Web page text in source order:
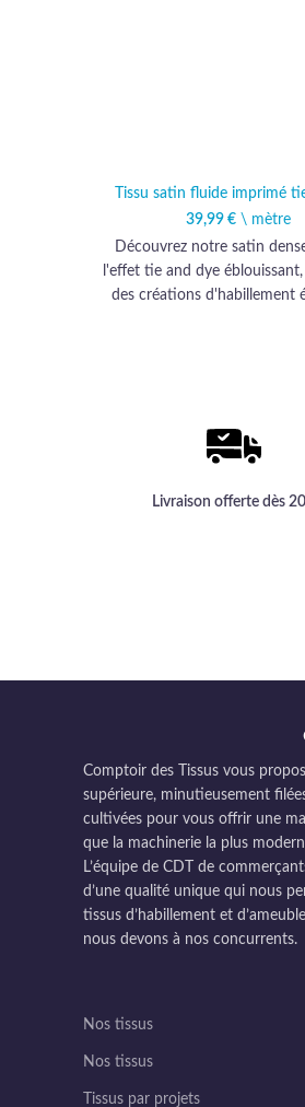
Tissu satin fluide imprimé
39,99 €\ mètre
Découvrez notre satin
l'effet tie and dye
des créations d'habillement
Livraison offerte dès
Comptoir des Tissus vous
supérieure, minutieusement
cultivées pour vous offrir une
que la machinerie la plus
L’équipe de CDT de
d’une qualité unique qui nous
tissus d’habillement et
nous devons à nos concurrents.
Nos tissus
Nos tissus
Tissus par projets